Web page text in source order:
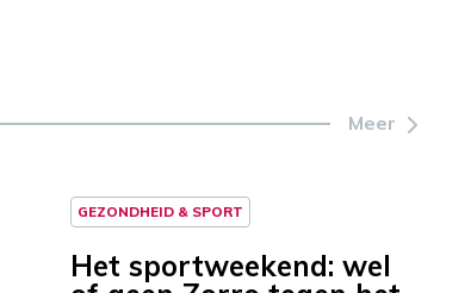
Meer
GEZONDHEID & SPORT
Het sportweekend: wel